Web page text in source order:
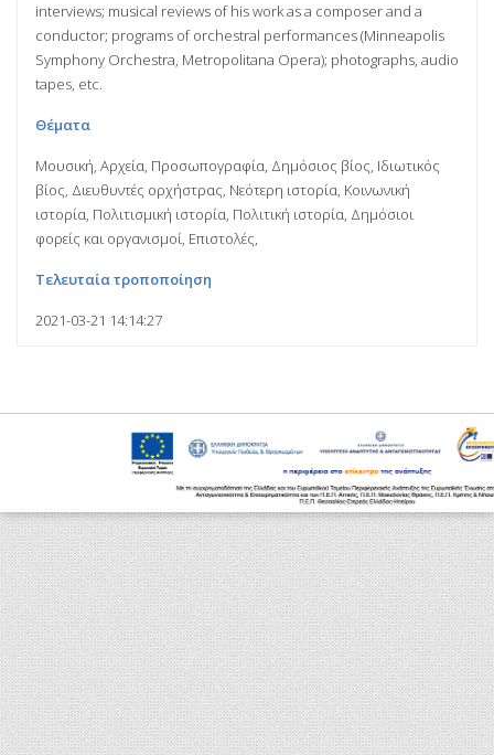
interviews; musical reviews of his work as a composer and a
conductor; programs of orchestral performances (Minneapolis
Symphony Orchestra, Metropolitana Opera); photographs, audio
tapes, etc.
Θέματα
Μουσική, Αρχεία, Προσωπογραφία, Δημόσιος βίος, Ιδιωτικός
βίος, Διευθυντές ορχήστρας, Νεότερη ιστορία, Κοινωνική
ιστορία, Πολιτισμική ιστορία, Πολιτική ιστορία, Δημόσιοι
φορείς και οργανισμοί, Επιστολές,
Τελευταία τροποποίηση
2021-03-21 14:14:27